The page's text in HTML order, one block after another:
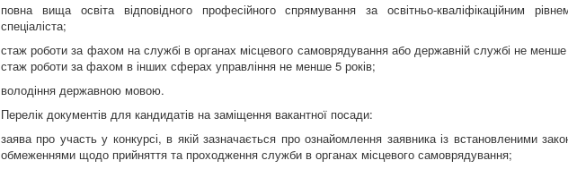
повна вища освіта відповідного професійного спрямування за освітньо-кваліфікаційним
спеціаліста;
стаж роботи за фахом на службі в органах місцевого самоврядування або державній службі не менше
стаж роботи за фахом в інших сферах управління не менше 5 років;
володіння державною мовою.
Перелік документів для кандидатів на заміщення вакантної посади:
заява про участь у конкурсі, в якій зазначається про ознайомлення заявника із встановленими
обмеженнями щодо прийняття та проходження служби в органах місцевого самоврядування;